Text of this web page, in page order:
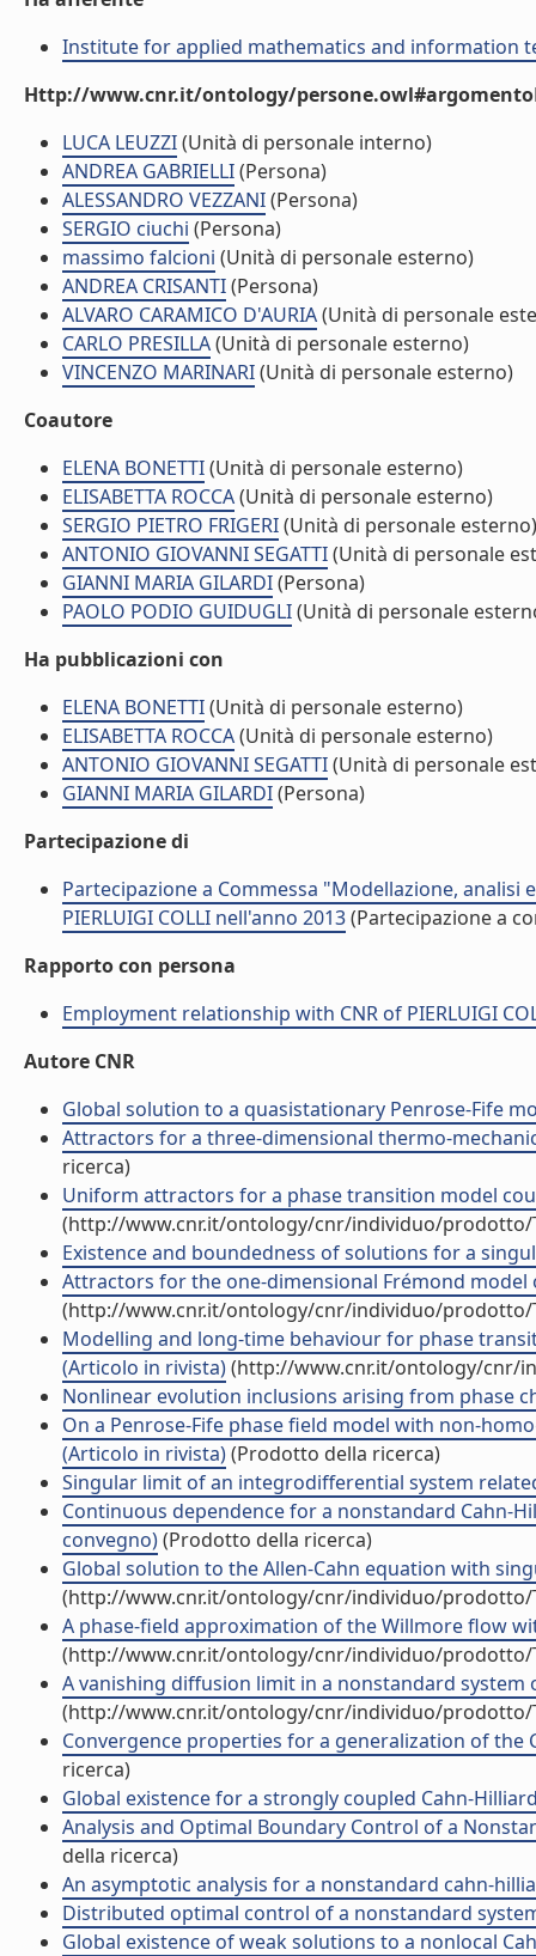
Institute for applied mathematics and information
Http://www.cnr.it/ontology/
LUCA LEUZZI(Unità di personale interno)
ANDREA GABRIELLI(Persona)
ALESSANDRO VEZZANI(Persona)
SERGIO ciuchi (Persona)
massimo falcioni (Unità di personale esterno)
ANDREA CRISANTI(Persona)
ALVARO CARAMICO D'AURIA(Unità di personale
CARLO PRESILLA(Unità di personale esterno)
VINCENZO MARINARI(Unità di personale esterno)
Coautore
ELENA BONETTI(Unità di personale esterno)
ELISABETTA ROCCA(Unità di personale esterno)
SERGIO PIETRO FRIGERI(Unità di personale esterno)
ANTONIO GIOVANNI SEGATTI(Unità di personale
GIANNI MARIA GILARDI(Persona)
PAOLO PODIO GUIDUGLI(Unità di personale
Ha pubblicazioni con
ELENA BONETTI(Unità di personale esterno)
ELISABETTA ROCCA(Unità di personale esterno)
ANTONIO GIOVANNI SEGATTI(Unità di personale
GIANNI MARIA GILARDI(Persona)
Partecipazione di
Partecipazione a Commessa "Modellazione, analisi
PIERLUIGI COLLI nell'anno 2013(Partecipazione a
Rapporto con persona
Employment relationship with CNR of PIERLUIGI
Autore CNR
Global solution to a quasistationary Penrose-Fife
Attractors for a three-dimensional thermo-
ricerca)
Uniform attractors for a phase transition model
(http://www.cnr.it/ontology/cnr/individuo/prodotto/
Existence and boundedness of solutions for a
Attractors for the one-dimensional Frémond
(http://www.cnr.it/ontology/cnr/individuo/prodotto/
Modelling and long-time behaviour for phase
(Articolo in rivista)(http://www.cnr.it/ontology/cnr/
Nonlinear evolution inclusions arising from phase
On a Penrose-Fife phase field model with non-
(Articolo in rivista)(Prodotto della ricerca)
Singular limit of an integrodifferential system
Continuous dependence for a nonstandard Cahn-
convegno)(Prodotto della ricerca)
Global solution to the Allen-Cahn equation with
(http://www.cnr.it/ontology/cnr/individuo/prodotto/
A phase-field approximation of the Willmore flow
(http://www.cnr.it/ontology/cnr/individuo/prodotto/
A vanishing diffusion limit in a nonstandard
(http://www.cnr.it/ontology/cnr/individuo/prodotto/
Convergence properties for a generalization of the
ricerca)
Global existence for a strongly coupled Cahn-
Analysis and Optimal Boundary Control of a
della ricerca)
An asymptotic analysis for a nonstandard cahn-
Distributed optimal control of a nonstandard
Global existence of weak solutions to a nonlocal